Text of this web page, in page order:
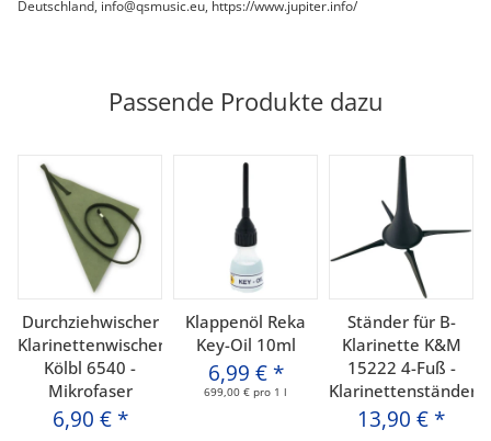
Deutschland, info@qsmusic.eu, https://www.jupiter.info/
Passende Produkte dazu
Durchziehwischer
Klarinettenwischer
Kölbl 6540 -
Mikrofaser
6,90 € *
Klappenöl Reka
Key-Oil 10ml
6,99 € *
699,00 € pro 1 l
Ständer für B-
Klarinette K&M
15222 4-Fuß -
Klarinettenständer
13,90 € *